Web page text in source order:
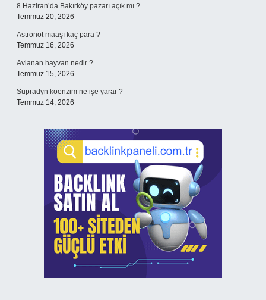
8 Haziran’da Bakırköy pazarı açık mı ?
Temmuz 20, 2026
Astronot maaşı kaç para ?
Temmuz 16, 2026
Avlanan hayvan nedir ?
Temmuz 15, 2026
Supradyn koenzim ne işe yarar ?
Temmuz 14, 2026